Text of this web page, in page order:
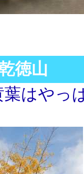
徳山
はやっ